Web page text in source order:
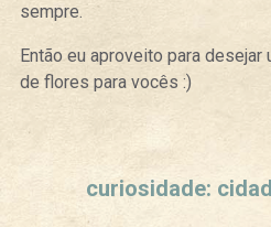
sempre.
Então eu aproveito para
de flores para vocês :)
curiosidade: